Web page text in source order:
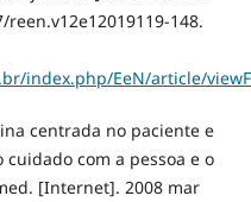
reen.v12e12019119-148.
index.php/EeN/article/
centrada no paciente e
com a pessoa e o
[Internet]. 2008 mar